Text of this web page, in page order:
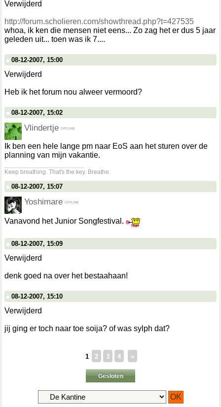
Verwijderd
http://forum.scholieren.com/showthread.php?t=427535
whoa, ik ken die mensen niet eens... Zo zag het er dus 5 jaar
geleden uit... toen was ik 7....
08-12-2007, 15:00
Verwijderd
Heb ik het forum nou alweer vermoord?
08-12-2007, 15:02
Vlindertje
Ik ben een hele lange pm naar EoS aan het sturen over de
planning van mijn vakantie.
Keep breathing. That's the key. Breathe.
08-12-2007, 15:07
Yoshimare
Vanavond het Junior Songfestival.
08-12-2007, 15:09
Verwijderd
denk goed na over het bestaahaan!
08-12-2007, 15:10
Verwijderd
jij ging er toch naar toe soija? of was sylph dat?
1 2 3 4 »
Gesloten